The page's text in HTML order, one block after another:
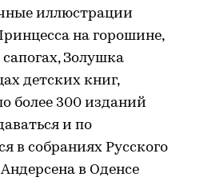
иллюстрации
на горошине,
Золушка
детских книг,
более 300 изданий
и по
в собраниях Русского
в Оденсе